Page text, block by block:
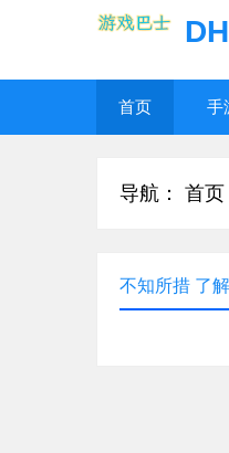
首页 手
导航： 首页
不知所措 了